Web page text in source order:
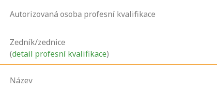
Autorizovaná osoba profesní kvalifikace
Zedník/zednice
(detail profesní kvalifikace)
Název